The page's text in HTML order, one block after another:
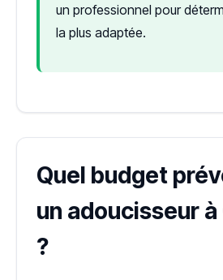
un professionnel pour
la plus adaptée.
Quel budget
un adoucisseur
?